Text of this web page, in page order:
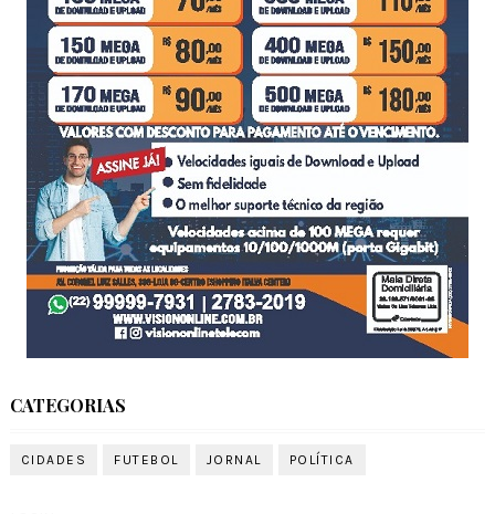
CATEGORIAS
CIDADES FUTEBOL JORNAL POLÍTICA